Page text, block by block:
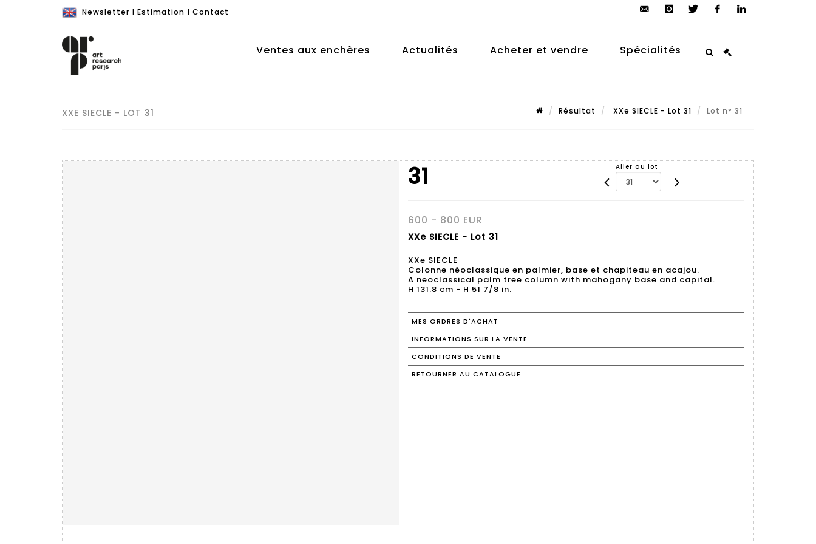
Newsletter | Estimation | Contact
auction.com
Ventes aux enchères Actualités Acheter et vendre Spécialités
XXE SIECLE - LOT 31 Résultat XXe SIECLE - Lot 31 Lot n° 31
31 Aller au lot
600 - 800 EUR
XXe SIECLE - Lot 31
XXe SIECLE
Colonne néoclassique en palmier, base et chapiteau en acajou.
A neoclassical palm tree column with mahogany base and capital.
H 131.8 cm - H 51 7/8 in.
MES ORDRES D'ACHAT
INFORMATIONS SUR LA VENTE
CONDITIONS DE VENTE
RETOURNER AU CATALOGUE